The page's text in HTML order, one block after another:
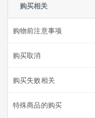
购买相关
购物前注意事项
购买取消
购买失败相关
特殊商品的购买